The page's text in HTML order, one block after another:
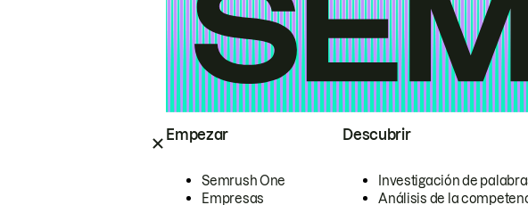
Empezar
Semrush One
Empresas
Descubrir
Investigación de
Análisis de la